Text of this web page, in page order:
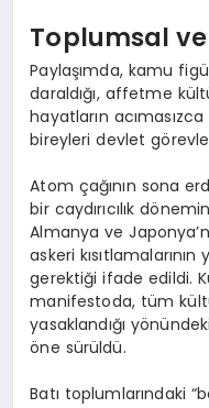
Toplumsal
Paylaşımda, kamu
daraldığı, affetme
hayatların
bireyleri devlet
Atom çağının sona
bir caydırıcılık
Almanya ve
askeri
gerektiği ifade edildi.
manifestoda, tüm
yasaklandığı
öne sürüldü.
Batı toplumlarındaki